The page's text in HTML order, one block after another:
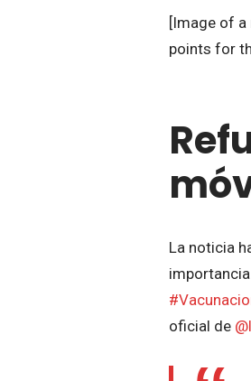
[Image of
points for
La noticia
oficial de